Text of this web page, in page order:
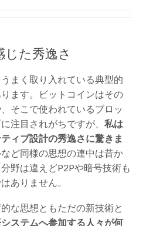
た秀逸さ
まく取り入れている典型的
ます。ビットコインはその
そこで使われているブロッ
注目されがちですが、 私は
ィブ設計の秀逸さに驚きま
ど同様の思想の連中は昔か
野は違えどP2Pや暗号技術も
ありません。
な思想ともただの新技術と
システムへ参加する人々が何